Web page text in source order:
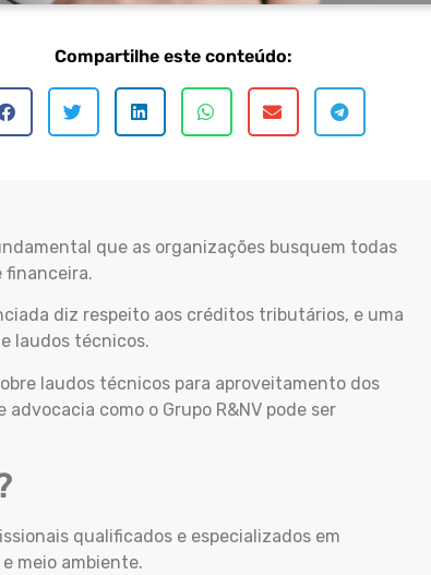
Compartilhe este conteúdo:
que as organizações busquem todas
financeira.
diz respeito aos créditos tributários, e uma
laudos técnicos.
laudos técnicos para aproveitamento dos
como o Grupo R&NV pode ser
qualificados e especializados em
meio ambiente.